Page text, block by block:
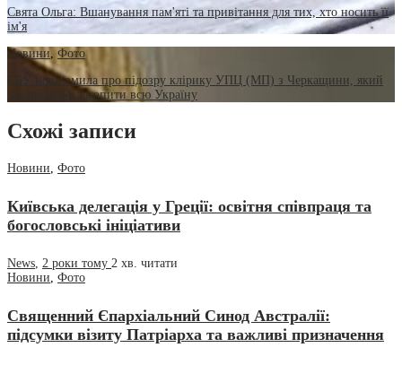
Свята Ольга: Вшанування пам'яті та привітання для тих, хто носить її
ім'я
Новини Фото
СБУ повідомила про підозру клірику УПЦ (МП) з Черкащини, який
закликав рф захопити всю Україну
Схожі записи
Новини, Фото
Київська делегація у Греції: освітня співпраця та
богословські ініціативи
News, 2 роки тому 2 хв. читати
Новини, Фото
Священний Єпархіальний Синод Австралії:
підсумки візиту Патріарха та важливі призначення